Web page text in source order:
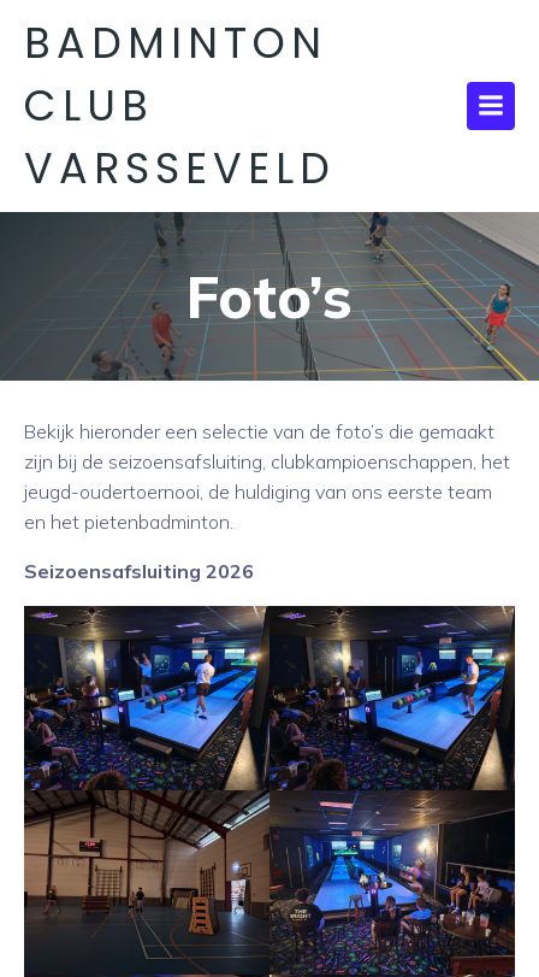
BADMINTON
CLUB
VARSSEVELD
Foto’s
Bekijk hieronder een selectie van de foto’s die gemaakt
zijn bij de seizoensafsluiting, clubkampioenschappen, het
jeugd-oudertoernooi, de huldiging van ons eerste team
en het pietenbadminton.
Seizoensafsluiting 2026